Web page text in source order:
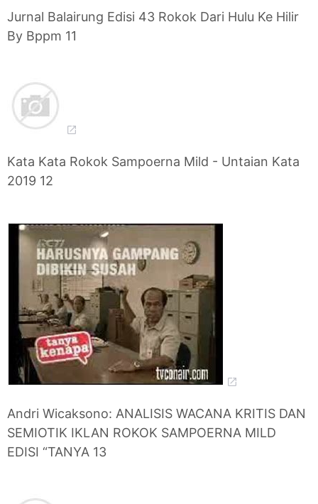
Jurnal Balairung Edisi 43 Rokok Dari Hulu Ke Hilir
By Bppm 11
Kata Kata Rokok Sampoerna Mild - Untaian Kata
2019 12
Andri Wicaksono: ANALISIS WACANA KRITIS DAN
SEMIOTIK IKLAN ROKOK SAMPOERNA MILD
EDISI “TANYA 13